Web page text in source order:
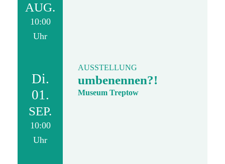
AUG.
10:00
Uhr
Di.
01.
SEP.
10:00
Uhr
AUSSTELLUNG
umbenennen?!
Museum Treptow